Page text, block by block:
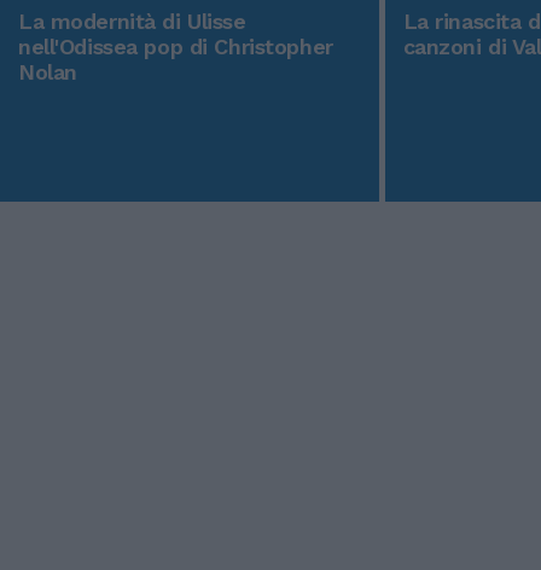
La modernità di Ulisse
nell'Odissea pop di Christopher
Nolan
La rinascita
canzoni di